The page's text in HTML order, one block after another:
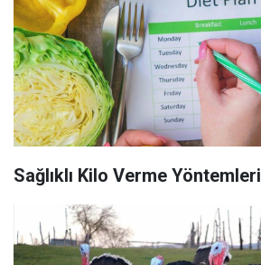
Sağlıklı Kilo Verme Yöntemleri